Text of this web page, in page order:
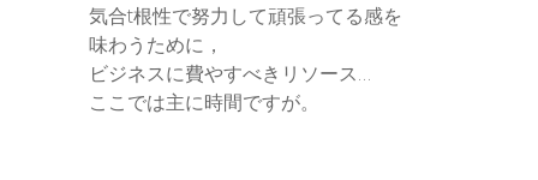
気合t根性で努力して頑張ってる感を
味わうために，
ビジネスに費やすべきリソース…
ここでは主に時間ですが。